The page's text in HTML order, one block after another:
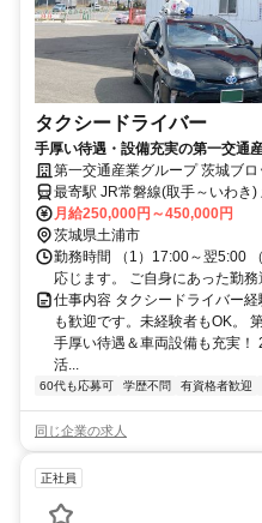
タクシードライバー
手厚い待遇・設備充実の第一交通
シー運転手で中高年やシニア世代
第一交通産業グループ 茨城ブロ
最寄駅 JR常磐線(取手～いわき
月給250,000円～450,000円
茨城県土浦市
勤務時間 （1）17:00～翌5:00
応じます。 ご自身にあった勤務
仕事内容 タクシードライバー
も歓迎です。未経験者もOK。
手厚い待遇＆車両設備も充実
活...
60代も応募可 学歴不問 有資格者歓迎
同じ企業の求人
正社員